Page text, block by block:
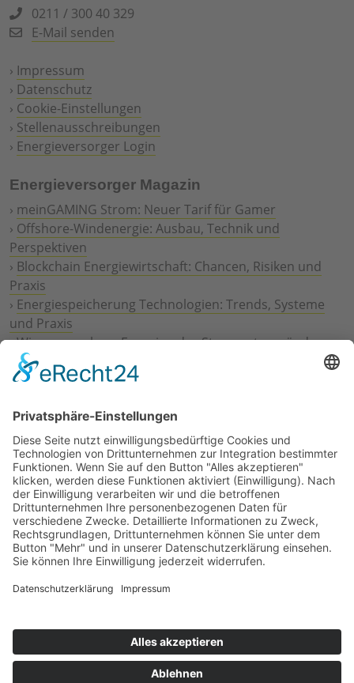
0211 / 300 40 329
E-Mail senden
› Impressum
› Datenschutz
› Cookie-Einstellungen
› Stellenausschreibungen
› Energieversorger Login
Energieversorger Magazin
› meinGAMING Strom: Neuer Tarif für Gamer
› Offshore-Windenergie: Ausbau, Technik und
Perspektiven
› Blockchain Energiewirtschaft: Chancen, Risiken und
Praxis
› Energiespeicherung Technologien: Trends, Systeme
und Praxis
›Wie erneuerbare Energien das Stromnetz verändern
Digitalisierung Energiewirtschaft: Effizienz, Netze und
Prozesse
Geschäftsmodelle
›Vorstandswechsel Westenergie: Böddeling übernimmt
befristet
›Wasserstoff-Hochlauf: Dialog, Infrastruktur und
konkrete Schritte
›Solaranlage Regenbogenfarben: FC St. Pauli und
LichtBlick installieren erste weltweite Anlage
Jetzt an der STUDIE360 teilnehmen
Wir möchten Transparenz mit einheitlichen Kriterien
kostenlose Teilnahme wichtig. Die Ergebnisse werden
umgehend nach Teilnahme und Auswertung auf
unserer Webseite zur Verfügung gestellt.